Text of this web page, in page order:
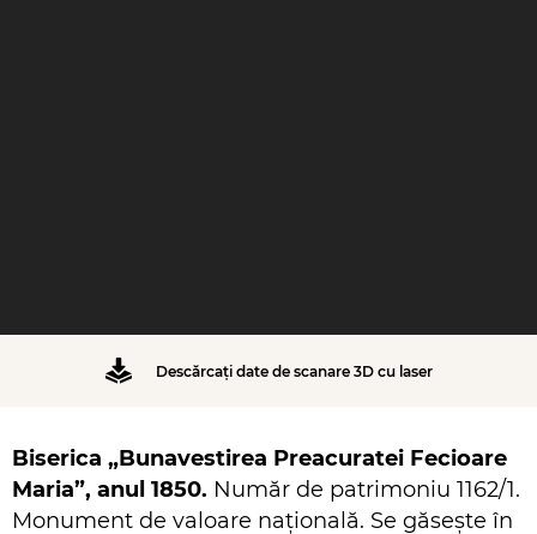
Descărcați date de scanare 3D cu laser
Biserica „Bunavestirea Preacuratei Fecioare
Maria”, anul 1850. Număr de patrimoniu 1162/1.
Monument de valoare națională. Se găsește în